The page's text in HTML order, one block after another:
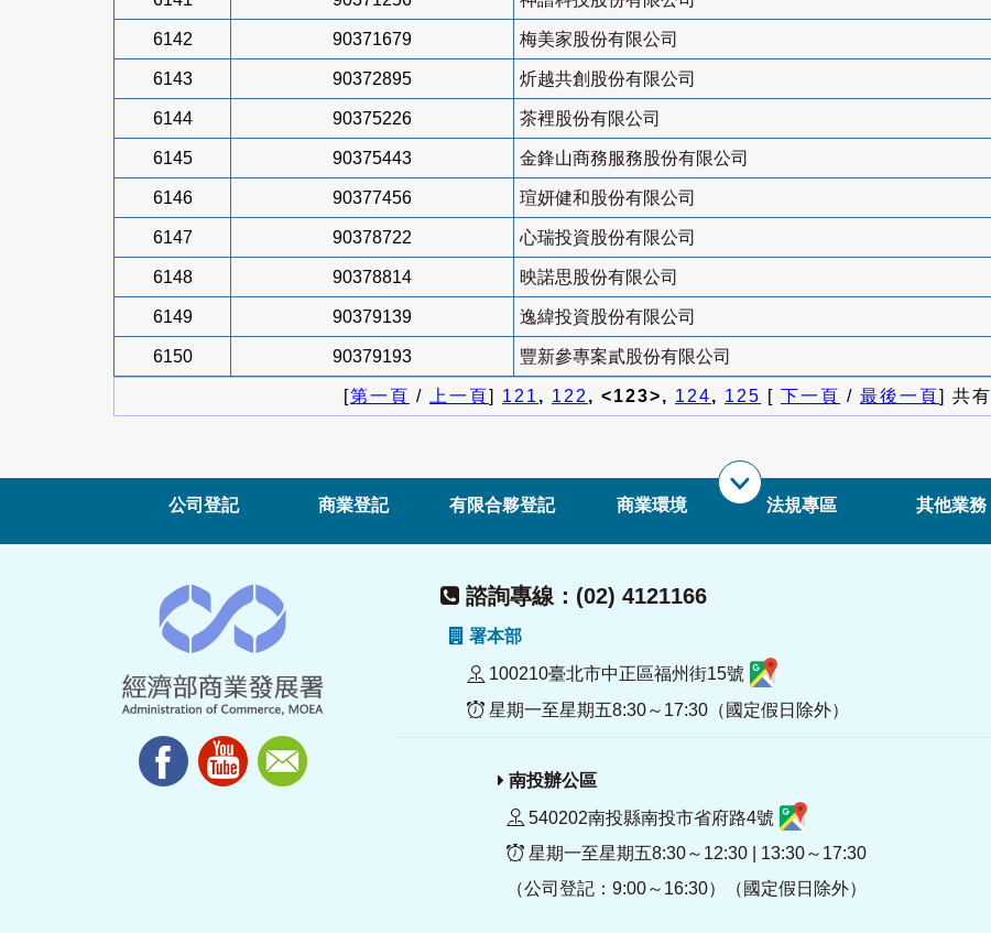
6142 90371679 梅美家股份有限公司
6143 90372895 炘越共創股份有限公司
6144 90375226 茶裡股份有限公司
6145 90375443 金鋒山商務服務股份有限公司
6146 90377456 瑄妍健和股份有限公司
6147 90378722 心瑞投資股份有限公司
6148 90378814 映諾思股份有限公司
6149 90379139 逸緯投資股份有限公司
6150 90379193 豐新參專案貳股份有限公司
[第一頁 / 上一頁] 121, 122, <123>, 124, 125 [ 下一頁 / 最後一頁] 共有
公司登記 商業登記 有限合夥登記 商業環境 法規專區 其他業務
諮詢專線：(02) 4121166
署本部
100210臺北市中正區福州街15號
星期一至星期五8:30～17:30（國定假日除外）
南投辦公區
540202南投縣南投市省府路4號
星期一至星期五8:30～12:30 | 13:30～17:30
（公司登記：9:00～16:30）（國定假日除外）